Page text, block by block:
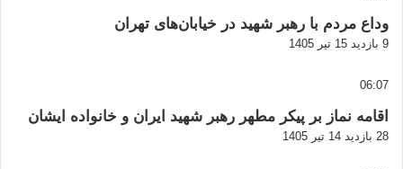
وداع مردم با رهبر شهید در خیابان‌های تهران
9 بازدید 15 تیر 1405
06:07
اقامه نماز بر پیکر مطهر رهبر شهید ایران و خانواده ایشان
28 بازدید 14 تیر 1405